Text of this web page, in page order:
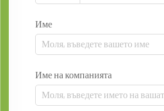
Име
Име на компанията